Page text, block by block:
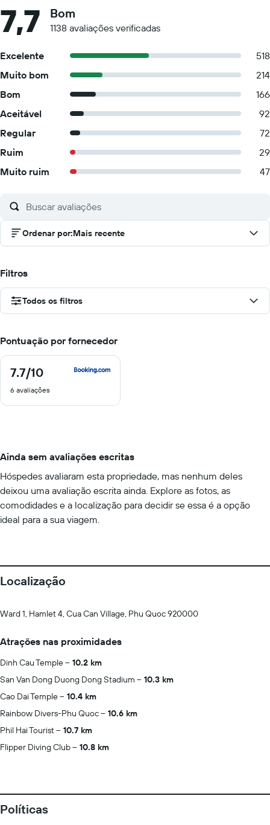
7,7 Bom
1138 avaliações verificadas
Excelente
518
Muito bom
214
Bom
166
Aceitável
92
Regular
72
Ruim
29
Muito ruim
47
Ordenar por:Mais recente
Filtros
Todos os filtros
Pontuação por fornecedor
7.7/10
7.7
10
6 avaliações
Ainda sem avaliações escritas
Hóspedes avaliaram esta propriedade, mas nenhum deles
deixou uma avaliação escrita ainda. Explore as fotos, as
comodidades e a localização para decidir se essa é a opção
ideal para a sua viagem.
Localização
Ward 1, Hamlet 4, Cua Can Village, Phu Quoc 920000
Atrações nas proximidades
Dinh Cau Temple
10.2 km
San Van Dong Duong Dong Stadium
10.3 km
Cao Dai Temple
10.4 km
Rainbow Divers-Phu Quoc
10.6 km
Phil Hai Tourist
10.7 km
Flipper Diving Club
10.8 km
Políticas